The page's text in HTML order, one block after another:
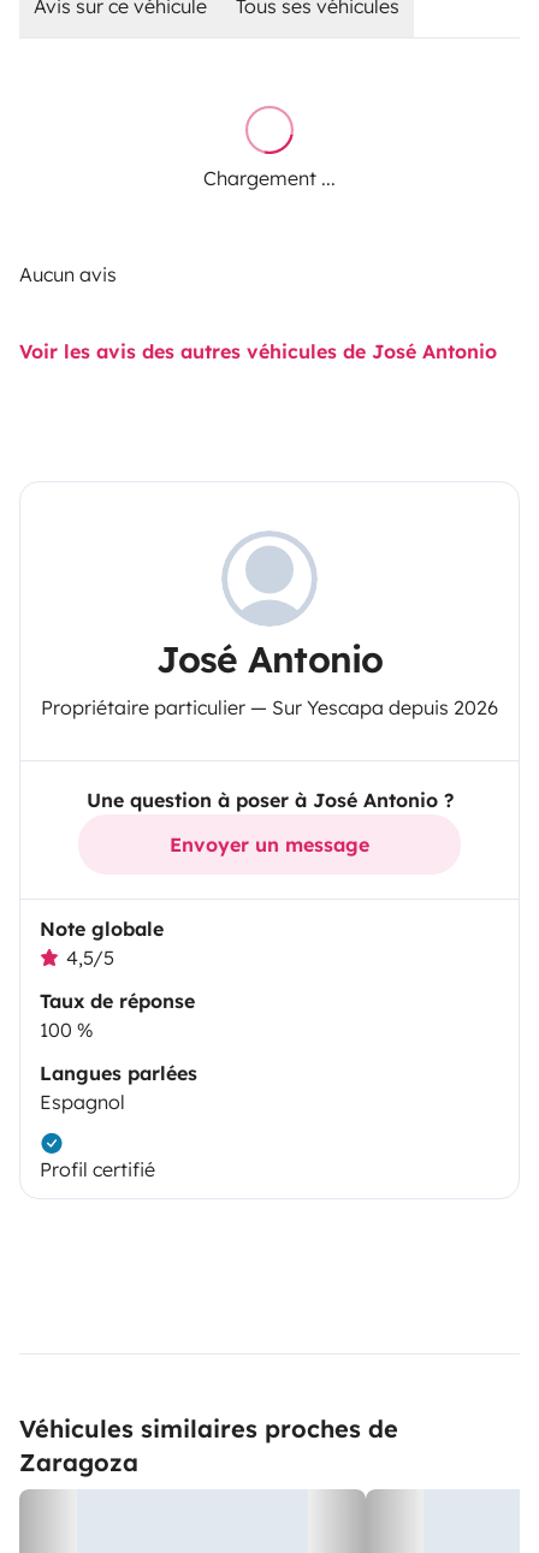
Avis sur ce véhicule Tous ses véhicules
Chargement ...
Aucun avis
Voir les avis des autres véhicules de José Antonio
José Antonio
Propriétaire particulier — Sur Yescapa depuis 2026
Une question à poser à José Antonio ?
Envoyer un message
Note globale
4,5/5
Taux de réponse
100 %
Langues parlées
Espagnol
Profil certifié
Véhicules similaires proches de
Zaragoza